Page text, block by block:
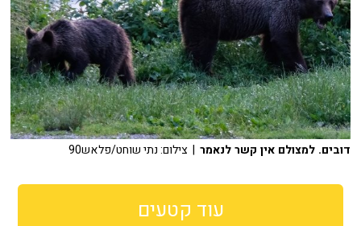
דובים. למצולם אין קשר לנאמר | צילום: נתי שוחט/פלאש90
עוד קטעים